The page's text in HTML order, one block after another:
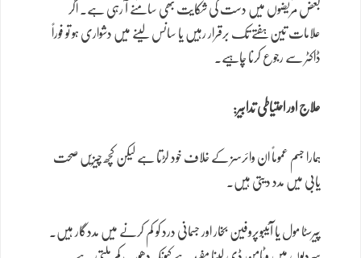
بعض مریضوں میں دست کی شکایت بھی سامنے آ رہی ہے۔ اگر
علامات تین ہفتے تک برقرار رہیں یا سانس لینے میں دشواری ہو تو فوراً
ڈاکٹر سے رجوع کرنا چاہیے۔
علاج اور احتیاطی تدابیر:
ہمارا جسم عموماً ان وائرسز کے خلاف خود لڑتا ہے لیکن کچھ چیزیں صحت
یابی میں مدد دیتی ہیں۔
پیرسٹا مول یا آئیبوپروفین بخار اور جسمانی درد کو کم کرنے میں مددگار ہیں۔